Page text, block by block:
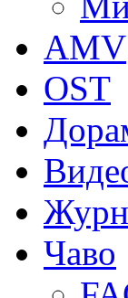
AMV
OST
Чаво